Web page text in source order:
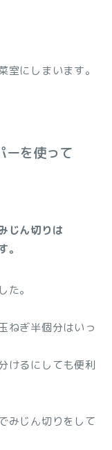
室にしまいます。
ーを使って
じん切りは
。
。
ねぎ半個分はいっ
けるにしても便利
みじん切りをして